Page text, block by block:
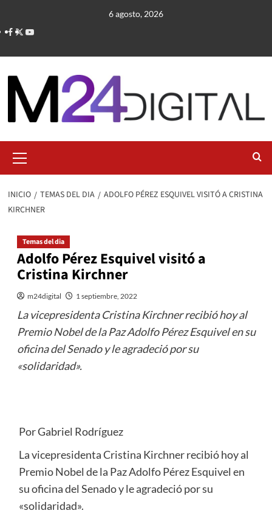
contenido
6 agosto, 2026
primario
INICIO TEMAS DEL DIA
ADOLFO PÉREZ ESQUIVEL VISITÓ A CRISTINA
KIRCHNER
Temas del dia
Adolfo Pérez Esquivel visitó a
Cristina Kirchner
m24digital 1 septiembre, 2022
La vicepresidenta Cristina Kirchner recibió hoy al
Premio Nobel de la Paz Adolfo Pérez Esquivel en su
oficina del Senado y le agradeció por su
«solidaridad».
Por Gabriel Rodríguez
La vicepresidenta Cristina Kirchner recibió hoy al
Premio Nobel de la Paz Adolfo Pérez Esquivel en
su oficina del Senado y le agradeció por su
«solidaridad».